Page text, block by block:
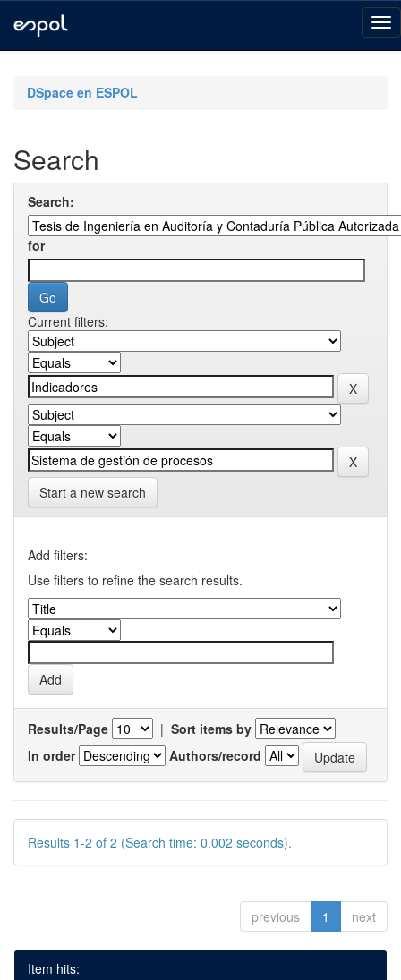
navigationDSpace en ESPOL
Search
Search:
for
Current filters:
Start a new search
Add filters:
Use filters to refine the search results.
Results/Page | Sort items by
In order
Authors/record
Results 1-2 of 2 (Search time: 0.002 seconds).
previous 1 next
Item hits: